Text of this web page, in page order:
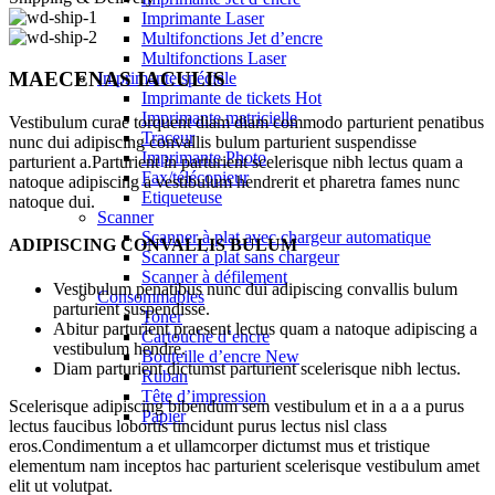
Imprimante Laser
Multifonctions Jet d’encre
Multifonctions Laser
Imprimante spéciale
Imprimante de tickets Hot
Imprimante matricielle
Traceur
Imprimante Photo
Fax/télécopieur
Etiqueteuse
Scanner
Scanner à plat avec chargeur automatique
Scanner à plat sans chargeur
Scanner à défilement
Consommables
Toner
Cartouche d’encre
Bouteille d’encre New
Ruban
Tête d’impression
Papier
MAECENAS IACULIS
Vestibulum curae torquent diam diam commodo parturient penatibus
nunc dui adipiscing convallis bulum parturient suspendisse
parturient a.Parturient in parturient scelerisque nibh lectus quam a
natoque adipiscing a vestibulum hendrerit et pharetra fames nunc
natoque dui.
ADIPISCING CONVALLIS BULUM
Vestibulum penatibus nunc dui adipiscing convallis bulum
parturient suspendisse.
Abitur parturient praesent lectus quam a natoque adipiscing a
vestibulum hendre.
Diam parturient dictumst parturient scelerisque nibh lectus.
Scelerisque adipiscing bibendum sem vestibulum et in a a a purus
lectus faucibus lobortis tincidunt purus lectus nisl class
eros.Condimentum a et ullamcorper dictumst mus et tristique
elementum nam inceptos hac parturient scelerisque vestibulum amet
elit ut volutpat.